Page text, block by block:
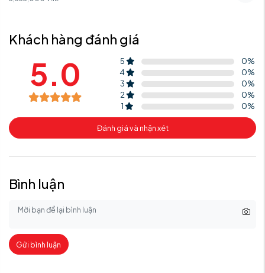
Khách hàng đánh giá
5.0 5 0%
4
0%
3
0%
2
0%
1
0%
Đánh giá và nhận xét
Bình luận
Gửi bình luận